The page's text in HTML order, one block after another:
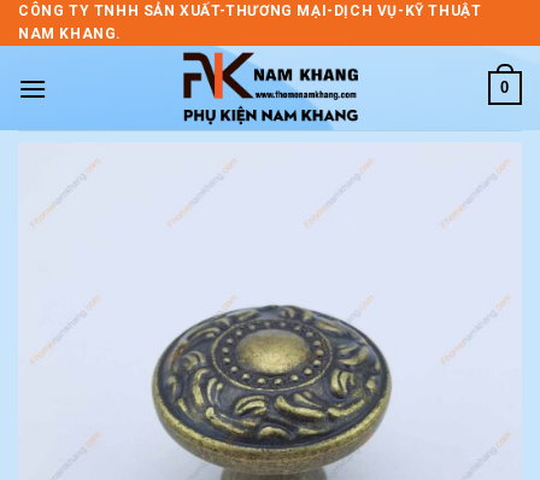
Skip
to
CÔNG TY TNHH SẢN XUẤT-THƯƠNG MẠI-DỊCH VỤ-KỸ THUẬT
NAM KHANG.
0